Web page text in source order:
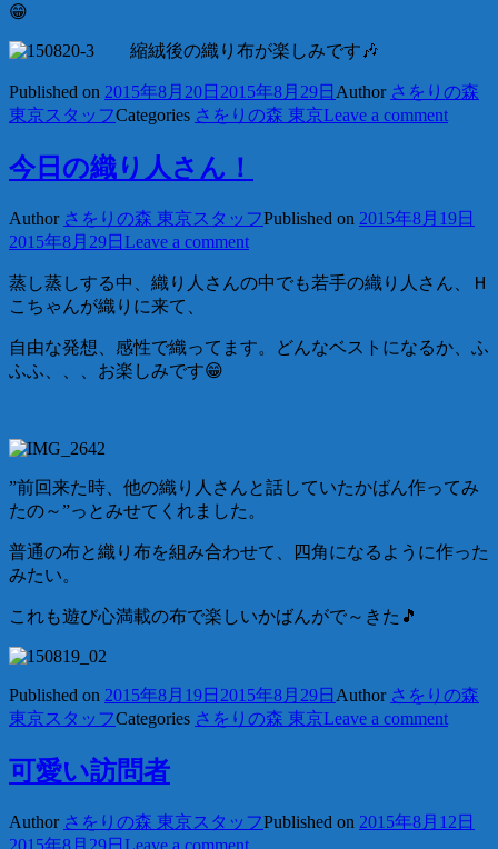
😁
縮絨後の織り布が楽しみです🎶
Published on 2015年8月20日 2015年8月29日 Author さをりの森
東京スタッフCategories さをりの森 東京Leave a comment
今日の織り人さん！
Author さをりの森 東京スタッフPublished on 2015年8月19日
2015年8月29日 Leave a comment
蒸し蒸しする中、織り人さんの中でも若手の織り人さん、Ｈ
こちゃんが織りに来て、
自由な発想、感性で織ってます。どんなベストになるか、ふ
ふふ、、、お楽しみです😁
”前回来た時、他の織り人さんと話していたかばん作ってみ
たの～”っとみせてくれました。
普通の布と織り布を組み合わせて、四角になるように作った
みたい。
これも遊び心満載の布で楽しいかばんがで～きた🎵
Published on 2015年8月19日 2015年8月29日 Author さをりの森
東京スタッフCategories さをりの森 東京Leave a comment
可愛い訪問者
Author さをりの森 東京スタッフPublished on 2015年8月12日
2015年8月29日 Leave a comment